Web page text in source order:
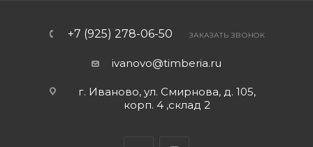
+7 (925) 278-06-50 ЗАКАЗАТЬ ЗВОНОК
ivanovo@timberia.ru
г. Иваново, ул. Смирнова, д. 105,
корп. 4 ,склад 2